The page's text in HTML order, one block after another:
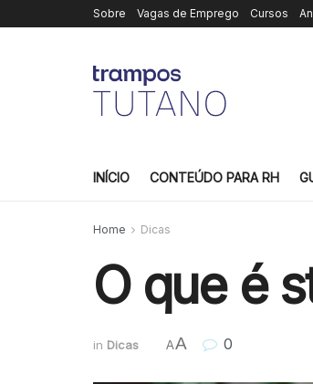
Sobre Vagas de Emprego Cursos
INÍCIO CONTEÚDO PARA RH
Home Dicas
O que é
in Dicas AA 0